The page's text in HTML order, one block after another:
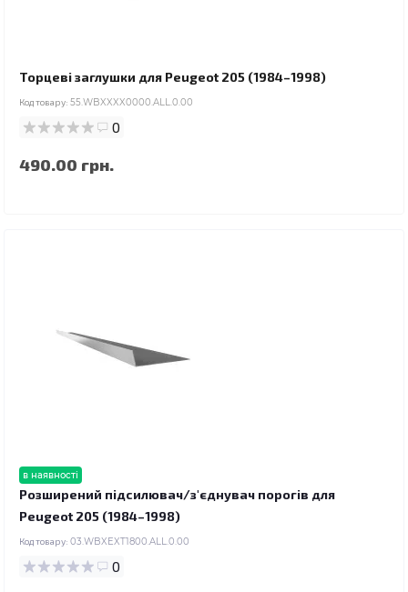
Торцеві заглушки для Peugeot 205 (1984–1998)
Код товару: 55.WBXXXX0000.ALL.0.00
0
490.00 грн.
в наявності
Розширений підсилювач/з'єднувач порогів для
Peugeot 205 (1984–1998)
Код товару: 03.WBXEXT1800.ALL.0.00
0